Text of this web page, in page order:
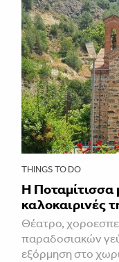
THINGS TO DO
Η Ποταμίτισσα
καλοκαιρινές
Θέατρο,
παραδοσιακών
εξόρμηση στο